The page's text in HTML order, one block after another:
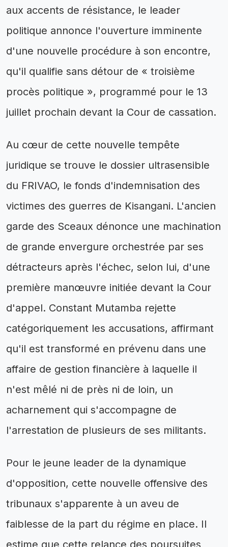
aux accents de résistance, le leader
politique annonce l'ouverture imminente
d'une nouvelle procédure à son encontre,
qu'il qualifie sans détour de « troisième
procès politique », programmé pour le 13
juillet prochain devant la Cour de cassation.
Au cœur de cette nouvelle tempête
juridique se trouve le dossier ultrasensible
du FRIVAO, le fonds d'indemnisation des
victimes des guerres de Kisangani. L'ancien
garde des Sceaux dénonce une machination
de grande envergure orchestrée par ses
détracteurs après l'échec, selon lui, d'une
première manœuvre initiée devant la Cour
d'appel. Constant Mutamba rejette
catégoriquement les accusations, affirmant
qu'il est transformé en prévenu dans une
affaire de gestion financière à laquelle il
n'est mêlé ni de près ni de loin, un
acharnement qui s'accompagne de
l'arrestation de plusieurs de ses militants.
Pour le jeune leader de la dynamique
d'opposition, cette nouvelle offensive des
tribunaux s'apparente à un aveu de
faiblesse de la part du régime en place. Il
estime que cette relance des poursuites